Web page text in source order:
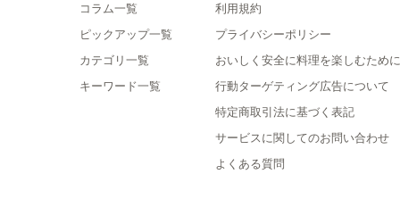
コラム一覧
ピックアップ一覧
カテゴリ一覧
キーワード一覧
利用規約
プライバシーポリシー
おいしく安全に料理を楽しむために
行動ターゲティング広告について
特定商取引法に基づく表記
サービスに関してのお問い合わせ
よくある質問